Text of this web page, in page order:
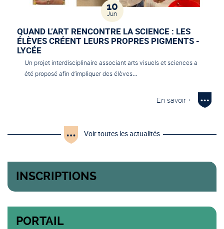
10
Jun
QUAND L’ART RENCONTRE LA SCIENCE : LES
ÉLÈVES CRÉENT LEURS PROPRES PIGMENTS -
LYCÉE
Un projet interdisciplinaire associant arts visuels et sciences a
été proposé afin d’impliquer des élèves…
En savoir +
Voir toutes les actualités
INSCRIPTIONS
PORTAIL